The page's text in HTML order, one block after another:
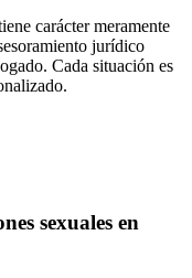
carácter meramente
jurídico
Cada situación es
sexuales en